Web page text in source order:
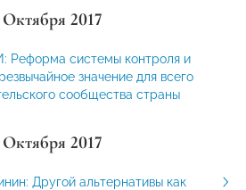
2017
системы контроля и
значение для всего
сообщества страны
2017
Другой альтернативы как